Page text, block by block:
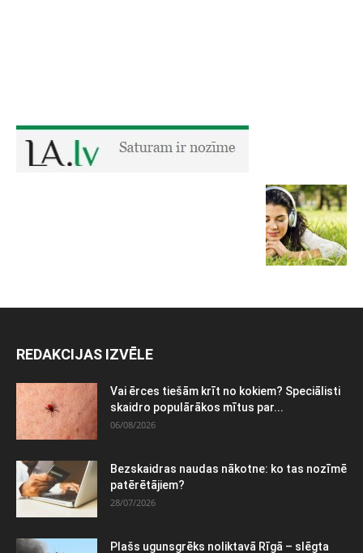
REDAKCIJAS IZVĒLE
Vai ērces tiešām krīt no kokiem? Speciālisti
skaidro populārākos mītus par...
06/08/2026
Bezskaidras naudas nākotne: ko tas nozīmē
patērētājiem?
28/07/2026
Plašs ugunsgrēks noliktavā Rīgā – slēgta